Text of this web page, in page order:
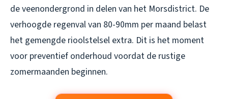
de veenondergrond in delen van het Morsdistrict. De
verhoogde regenval van 80-90mm per maand belast
het gemengde rioolstelsel extra. Dit is het moment
voor preventief onderhoud voordat de rustige
zomermaanden beginnen.